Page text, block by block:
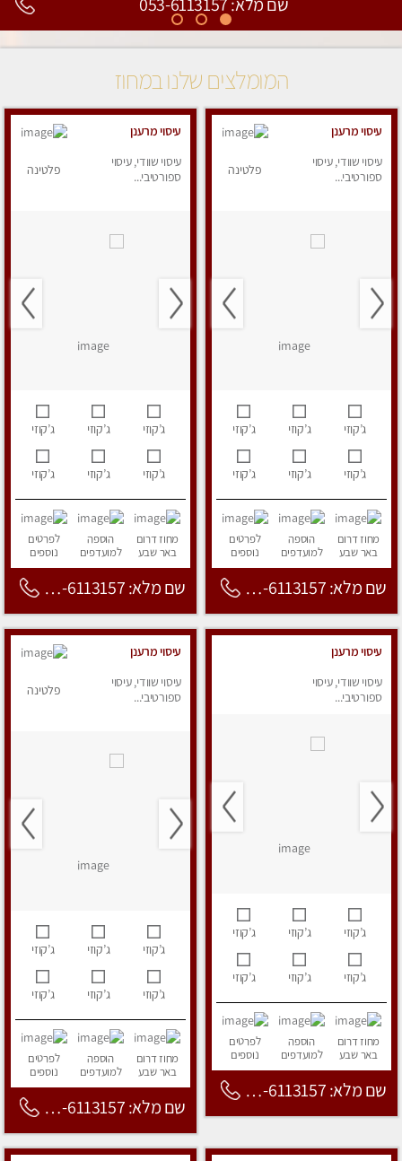
שם מלא: 053-6113157
המומלצים שלנו במחוז
עיסוי מרענן
עיסוי שוודי, עיסוי
ספורטיבי...
פלטינה
ג’קוזי ג’קוזי ג’קוזי
ג’קוזי ג’קוזי ג’קוזי
מחוז דרום
באר שבע
הוספה
למועדפים
לפרטים
נוספים
שם מלא: 053-6113157
עיסוי מרענן
עיסוי שוודי, עיסוי
ספורטיבי...
פלטינה
ג’קוזי ג’קוזי ג’קוזי
ג’קוזי ג’קוזי ג’קוזי
מחוז דרום
באר שבע
הוספה
למועדפים
לפרטים
נוספים
שם מלא: 053-6113157
עיסוי מרענן
עיסוי שוודי, עיסוי
ספורטיבי...
ג’קוזי ג’קוזי ג’קוזי
ג’קוזי ג’קוזי ג’קוזי
מחוז דרום
באר שבע
הוספה
למועדפים
לפרטים
נוספים
שם מלא: 053-6113157
עיסוי מרענן
עיסוי שוודי, עיסוי
ספורטיבי...
פלטינה
ג’קוזי ג’קוזי ג’קוזי
ג’קוזי ג’קוזי ג’קוזי
מחוז דרום
באר שבע
הוספה
למועדפים
לפרטים
נוספים
שם מלא: 053-6113157